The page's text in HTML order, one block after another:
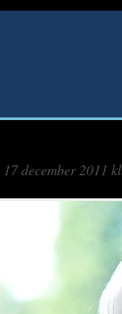
17 december 2011